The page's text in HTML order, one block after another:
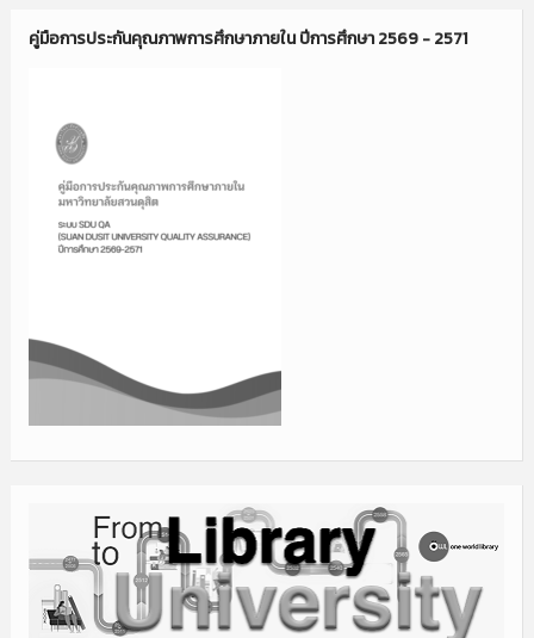
คู่มือการประกันคุณภาพการศึกษาภายใน ปีการศึกษา 2569 - 2571